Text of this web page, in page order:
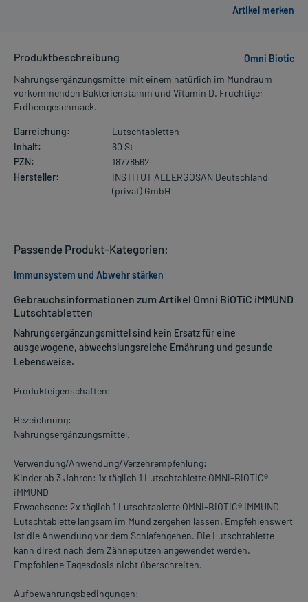
Produktbeschreibung
Omni Biotic
Nahrungsergänzungsmittel mit einem natürlich im Mundraum
vorkommenden Bakterienstamm und Vitamin D. Fruchtiger
Erdbeergeschmack.
Darreichung:
Lutschtabletten
Inhalt:
60 St
PZN:
18778562
Hersteller:
INSTITUT ALLERGOSAN Deutschland
(privat) GmbH
Gebrauchsinformationen zum Artikel Omni BiOTiC iMMUND
Lutschtabletten
Nahrungsergänzungsmittel sind kein Ersatz für eine
ausgewogene, abwechslungsreiche Ernährung und gesunde
Lebensweise.
Produkteigenschaften:
Bezeichnung:
Nahrungsergänzungsmittel.
Verwendung/Anwendung/Verzehrempfehlung:
Kinder ab 3 Jahren: 1x täglich 1 Lutschtablette OMNi-BiOTiC®
iMMUND
Erwachsene: 2x täglich 1 Lutschtablette OMNi-BiOTiC® iMMUND
Lutschtablette langsam im Mund zergehen lassen. Empfehlenswert
ist die Anwendung vor dem Schlafengehen. Die Lutschtablette
kann direkt nach dem Zähneputzen angewendet werden.
Empfohlene Tagesdosis nicht überschreiten.
Aufbewahrungsbedingungen:
Passende Produkt-Kategorien:
Immunsystem und Abwehr stärken